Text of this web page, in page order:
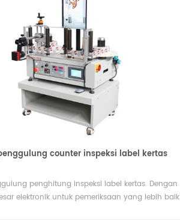
counter inspeksi label kertas
penghitung inspeksi label kertas. Dengan
elektronik untuk pemeriksaan yang lebih baik